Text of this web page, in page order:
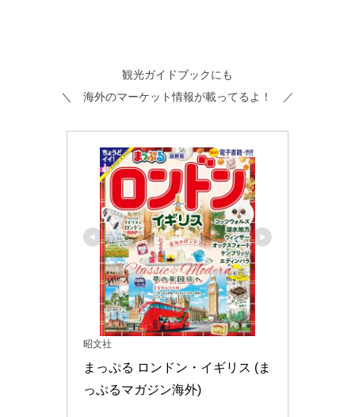
観光ガイドブックにも
＼ 海外のマーケット情報が載ってるよ！ ／
昭文社
まっぷる ロンドン・イギリス (ま
っぷるマガジン海外)